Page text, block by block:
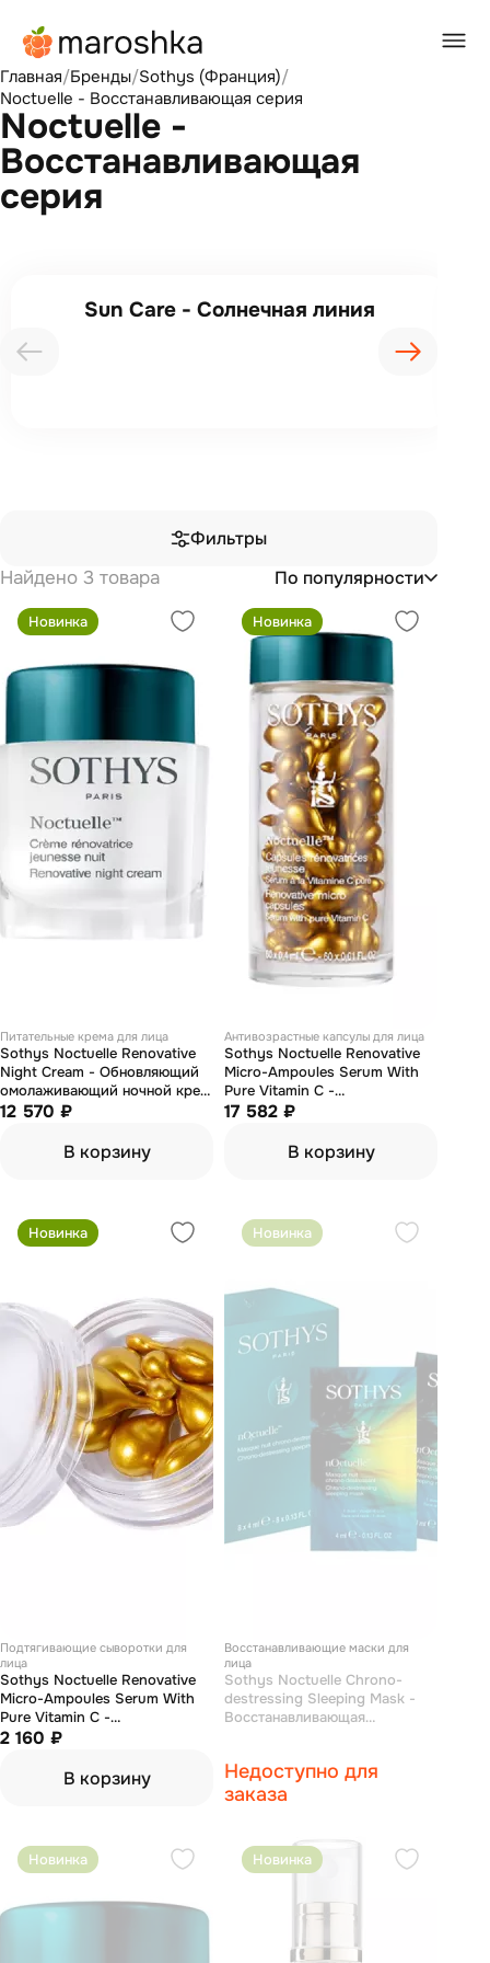
Главная/Бренды/Sothys (Франция)/
Noctuelle - Восстанавливающая серия
Noctuelle -
Восстанавливающая
серия
Sun Care - Солнечная линия
Фильтры
Найдено 3 товара
По популярности
Новинка
Питательные крема для лица
Sothys Noctuelle Renovative
Night Cream - Обновляющий
омолаживающий ночной крем
50 мл
12 570 ₽
В корзину
Новинка
Антивозрастные капсулы для лица
Sothys Noctuelle Renovative
Micro-Ampoules Serum With
Pure Vitamin C -
Обновляющий концентрат с
17 582 ₽
В корзину
Новинка
Подтягивающие сыворотки для
лица
Sothys Noctuelle Renovative
Micro-Ampoules Serum With
Pure Vitamin C -
Обновляющий концентрат с
2 160 ₽
В корзину
Новинка
Восстанавливающие маски для
лица
Sothys Noctuelle Chrono-
destressing Sleeping Mask -
Восстанавливающая
Недоступно для
заказа
Новинка Новинка